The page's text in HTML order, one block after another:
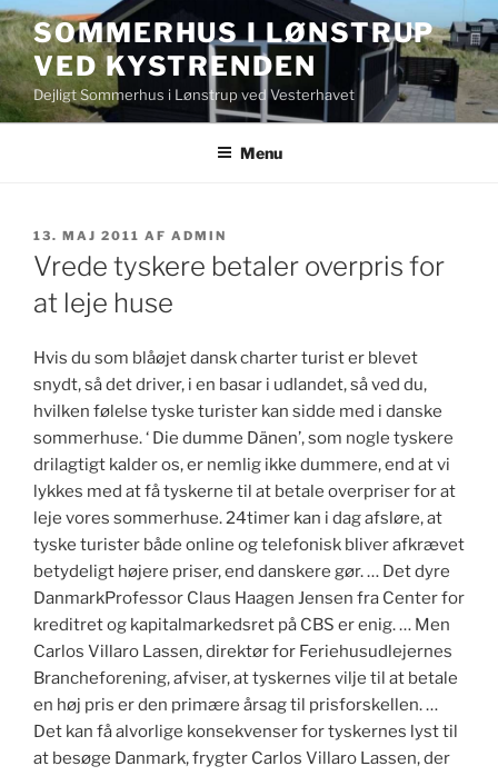
Videre
til
indhold
SOMMERHUS I LØNSTRUP
VED KYSTRENDEN
Dejligt Sommerhus i Lønstrup ved Vesterhavet
Menu
UDGIVET
DEN
13. MAJ 2011 AF ADMIN
Vrede tyskere betaler overpris for
at leje huse
Hvis du som blåøjet dansk charter turist er blevet
snydt, så det driver, i en basar i udlandet, så ved du,
hvilken følelse tyske turister kan sidde med i danske
sommerhuse. ‘ Die dumme Dänen’, som nogle tyskere
drilagtigt kalder os, er nemlig ikke dummere, end at vi
lykkes med at få tyskerne til at betale overpriser for at
leje vores sommerhuse. 24timer kan i dag afsløre, at
tyske turister både online og telefonisk bliver afkrævet
betydeligt højere priser, end danskere gør. … Det dyre
DanmarkProfessor Claus Haagen Jensen fra Center for
kreditret og kapitalmarkedsret på CBS er enig. … Men
Carlos Villaro Lassen, direktør for Feriehusudlejernes
Brancheforening, afviser, at tyskernes vilje til at betale
en høj pris er den primære årsag til prisforskellen. …
Det kan få alvorlige konsekvenser for tyskernes lyst til
at besøge Danmark, frygter Carlos Villaro Lassen, der